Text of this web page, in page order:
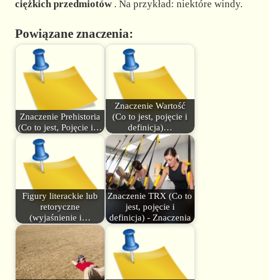
ciężkich przedmiotów. Na przykład: niektóre windy.
Powiązane znaczenia:
Znaczenie Prehistoria
(Co to jest, Pojęcie i…
Znaczenie Wartość
(Co to jest, pojęcie i
definicja)…
Figury literackie lub
retoryczne
(wyjaśnienie i…
Znaczenie TRX (Co to
jest, pojęcie i
definicja) - Znaczenia